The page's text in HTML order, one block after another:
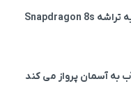
بهترین گوشی‌های مجهز به تراشه Snapdragon 8s
به آسمان پرواز می‌ کند